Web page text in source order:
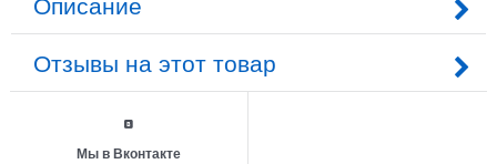
Отзывы на этот товар
Мы в Вконтакте